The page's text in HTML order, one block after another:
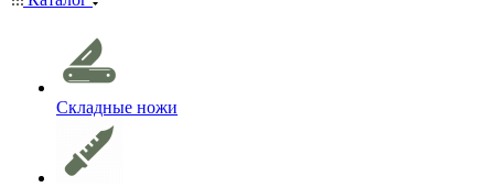
Складные ножи